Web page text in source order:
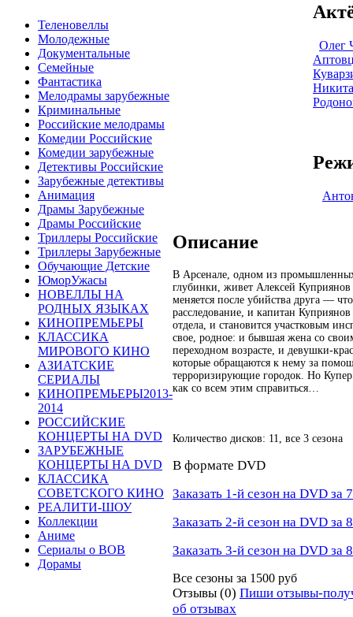
Теленовеллы
Молодежные
Документальные
Семейные
Фантастика
Мелодрамы зарубежные
Криминальные
Российские мелодрамы
Комедии Российские
Комедии зарубежные
Детективы Российские
Зарубежные детективы
Анимация
Драмы Зарубежные
Драмы Российские
Триллеры Российские
Триллеры Зарубежные
Обучающие Детские
ЮморУжасы
НОВЕЛЛЫ НА
РОДНЫХ ЯЗЫКАХ
КИНОПРЕМЬЕРЫ
КЛАССИКА
МИРОВОГО КИНО
АЗИАТСКИЕ
СЕРИАЛЫ
КИНОПРЕМЬЕРЫ2013-
2014
РОССИЙСКИЕ
КОНЦЕРТЫ НА DVD
ЗАРУБЕЖНЫЕ
КОНЦЕРТЫ НА DVD
КЛАССИКА
СОВЕТСКОГО КИНО
РЕАЛИТИ-ШОУ
Коллекции
Аниме
Сериалы о ВОВ
Дорамы
Олег
Описание
В Арсенале, одном из
глубинки, живет Алексей
меняется после убийства друга —
расследование, и капитан
отдела, и становится участковым
свое, родное: и бывшая жена со
переходном возрасте, и девушки-
которые обращаются к нему за
терроризирующие городок. Но
как со всем этим справиться…
Количество дисков: 11, все 3 сезона
В формате DVD
Заказать 1-й сезон на DVD за
Заказать 2-й сезон на DVD за
Заказать 3-й сезон на DVD за
Все сезоны за 1500 руб
Отзывы (0) Пиши отзывы-
об отзывах